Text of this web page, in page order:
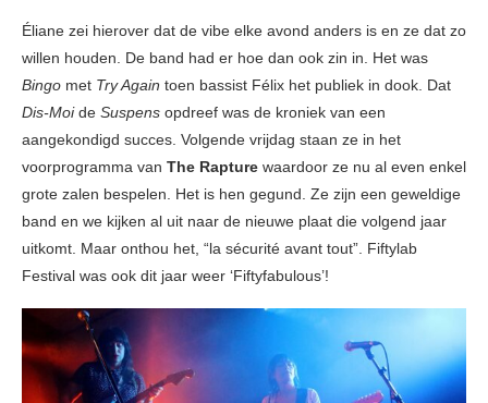
Éliane zei hierover dat de vibe elke avond anders is en ze dat zo
willen houden. De band had er hoe dan ook zin in. Het was
Bingo met Try Again toen bassist Félix het publiek in dook. Dat
Dis-Moide Suspens opdreef was de kroniek van een
aangekondigd succes. Volgende vrijdag staan ze in het
voorprogramma van The Rapture waardoor ze nu al even enkel
grote zalen bespelen. Het is hen gegund. Ze zijn een geweldige
band en we kijken al uit naar de nieuwe plaat die volgend jaar
uitkomt. Maar onthou het, “la sécurité avant tout”. Fiftylab
Festival was ook dit jaar weer ‘Fiftyfabulous’!